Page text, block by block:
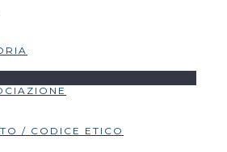
/ CODICE ETICO